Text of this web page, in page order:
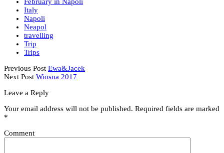
February in Napoli
Italy
Napoli
Neapol
travelling
Trip
Trips
Previous Post Ewa&Jacek
Next Post Wiosna 2017
Leave a Reply
Your email address will not be published. Required fields are marked
*
Comment